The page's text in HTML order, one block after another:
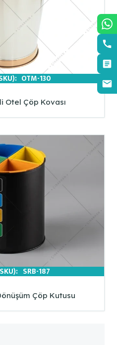
OTM-130
Otel Çöp Kovası
SRB-187
Çöp Kutusu